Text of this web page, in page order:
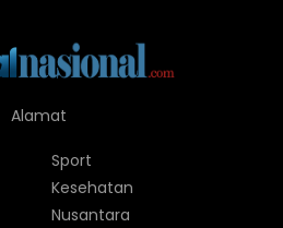
Alamat
Sport
Kesehatan
Nusantara